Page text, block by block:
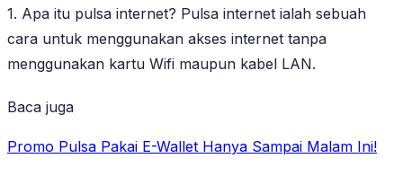
1. Apa itu pulsa internet? Pulsa internet ialah sebuah
cara untuk menggunakan akses internet tanpa
menggunakan kartu Wifi maupun kabel LAN.
Baca juga
Promo Pulsa Pakai E-Wallet Hanya Sampai Malam Ini!